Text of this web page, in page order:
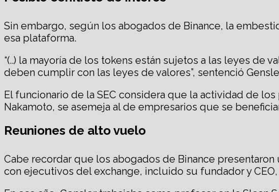
Sin embargo, según los abogados de Binance, la
esa plataforma.
“(..) la mayoría de los tokens están sujetos a las leyes
deben cumplir con las leyes de valores”, sentenció
El funcionario de la SEC considera que la actividad de
Nakamoto, se asemeja al de empresarios que se
Reuniones de alto vuelo
Cabe recordar que los abogados de Binance
con ejecutivos del exchange, incluido su fundador y